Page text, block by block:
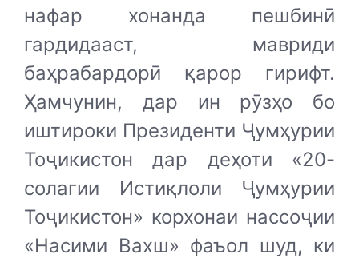
нафар хонанда пешбинӣ
гардидааст, мавриди
баҳрабардорӣ қарор гирифт.
Ҳамчунин, дар ин рӯзҳо бо
иштироки Президенти Ҷумҳурии
Тоҷикистон дар деҳоти «20-
солагии Истиқлоли Ҷумҳурии
Тоҷикистон» корхонаи нассоҷии
«Насими Вахш» фаъол шуд, ки